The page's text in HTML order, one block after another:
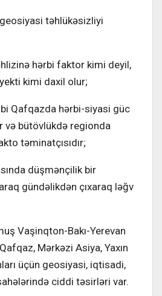
təhlükəsizliyi
hərbi faktor kimi deyil,
kimi daxil olur;
Qafqazda hərbi-siyasi güc
və bütövlükdə regionda
təminatçısıdır;
düşmənçilik bir
gündəlikdən çıxaraq ləğv
Vaşinqton-Bakı-Yerevan
Mərkəzi Asiya, Yaxın
üçün geosiyasi, iqtisadi,
ciddi təsirləri var.